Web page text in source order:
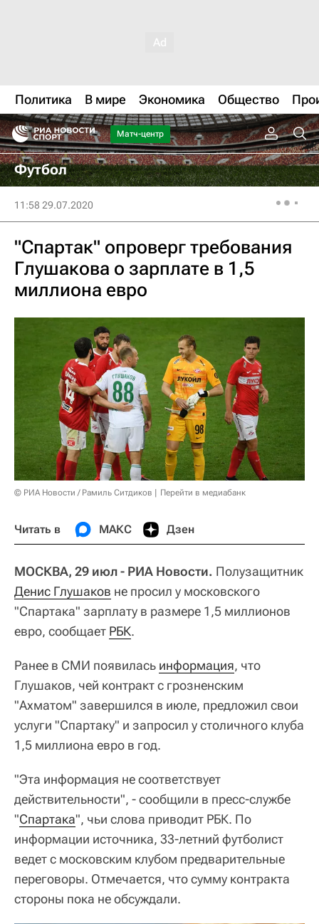
Политика В мире Экономика Общество
Матч-центр
Футбол
11:58 29.07.2020
"Спартак" опроверг требования
Глушакова о зарплате в 1,5
миллиона евро
© РИА Новости / Рамиль Ситдиков Перейти в медиабанк
Читать в МАКС Дзен
МОСКВА, 29 июл - РИА Новости. Полузащитник
Денис Глушаков не просил у московского
"Спартака" зарплату в размере 1,5 миллионов
евро, сообщает РБК.
Ранее в СМИ появилась информация, что
Глушаков, чей контракт с грозненским
"Ахматом" завершился в июле, предложил свои
услуги "Спартаку" и запросил у столичного клуба
1,5 миллиона евро в год.
"Эта информация не соответствует
действительности", - сообщили в пресс-службе
"Спартака", чьи слова приводит РБК. По
информации источника, 33-летний футболист
ведет с московским клубом предварительные
переговоры. Отмечается, что сумму контракта
стороны пока не обсуждали.